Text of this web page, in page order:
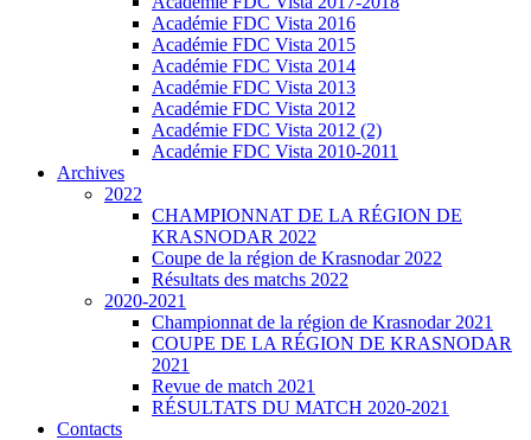
Académie FDC Vista 2016
Académie FDC Vista 2015
Académie FDC Vista 2014
Académie FDC Vista 2013
Académie FDC Vista 2012
Académie FDC Vista 2012 (2)
Académie FDC Vista 2010-2011
Archives
2022
CHAMPIONNAT DE LA RÉGION DE
KRASNODAR 2022
Coupe de la région de Krasnodar 2022
Résultats des matchs 2022
2020-2021
Championnat de la région de Krasnodar 2021
COUPE DE LA RÉGION DE KRASNODAR
2021
Revue de match 2021
RÉSULTATS DU MATCH 2020-2021
Contacts